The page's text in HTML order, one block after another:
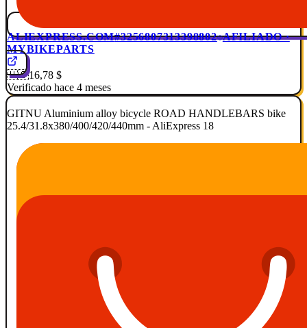
ALIEXPRESS.COM#3256807313398802 AFILIADO ·
MYBIKEPARTS
🇺🇸16,78 $
Verificado hace 4 meses
GITNU Aluminium alloy bicycle ROAD HANDLEBARS bike
25.4/31.8x380/400/420/440mm - AliExpress 18